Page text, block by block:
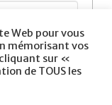
Web pour vous
mémorisant vos
cliquant sur «
de TOUS les